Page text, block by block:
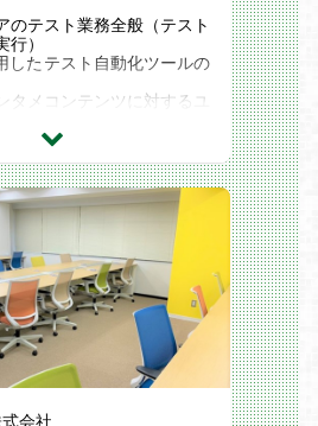
した。
課題・要望に対する解決策
ジェクトを立ち上げるQA
のチームを組んで業務を
メンバーマネジメントとS
内容】
ネジメント
の確認や調整
り・提案
課）の運営
する解決策の立案
チームの立ち上げ
テスト計画業務
テスト業務全般（テスト
）
たテスト自動化ツールの
メコンテンツに対するユ
アは、ソフトウェアテスト
ジションです。
ト項目作成
管理
テスト
よるテスト
会社